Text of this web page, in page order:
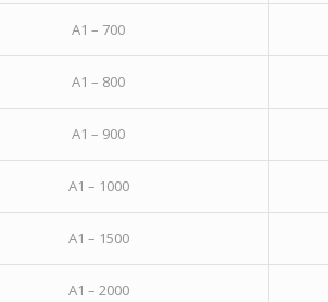
A1 – 700
A1 – 800
A1 – 900
A1 – 1000
A1 – 1500
A1 – 2000